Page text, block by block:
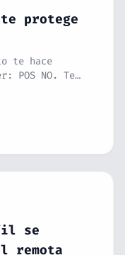
protege
te hace
NO. Te
privacidad
se
remota